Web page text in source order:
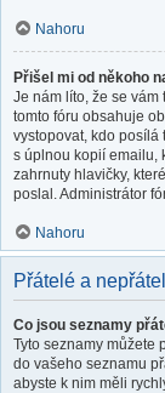
Nahoru
Přišel mi od někoho
Je nám líto, že se
tomto fóru obsahuje
vystopovat, kdo posílá
s úplnou kopií emailu,
zahrnuty hlavičky,
poslal. Administrátor
Nahoru
Přátelé a
Co jsou seznamy
Tyto seznamy můžete
do vašeho seznamu
abyste k nim měli